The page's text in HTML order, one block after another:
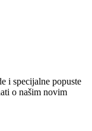
i specijalne popuste
o našim novim